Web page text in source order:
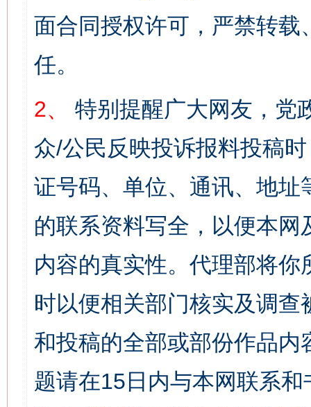
面合同授权许可，严禁转
任。
2、
特别提醒广大网友，党
众/公民反映投诉报料投稿
证号码、单位、通讯、地
的联系资料写全，以便本
内容的真实性。代理部将
时以便相关部门核实及调
和投稿的全部或部份作品
题请在15日内与本网联系